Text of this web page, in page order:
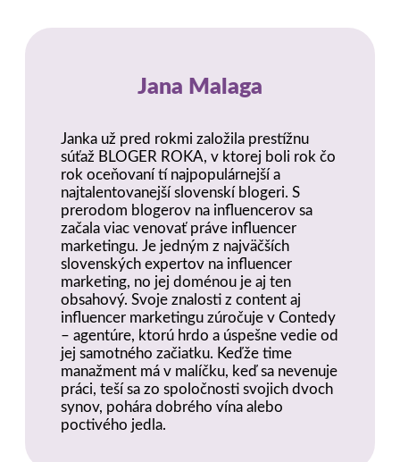
Jana Malaga
Janka už pred rokmi založila prestížnu
súťaž BLOGER ROKA, v ktorej boli rok čo
rok oceňovaní tí najpopulárnejší a
najtalentovanejší slovenskí blogeri. S
prerodom blogerov na influencerov sa
začala viac venovať práve influencer
marketingu. Je jedným z najväčších
slovenských expertov na influencer
marketing, no jej doménou je aj ten
obsahový. Svoje znalosti z content aj
influencer marketingu zúročuje v Contedy
– agentúre, ktorú hrdo a úspešne vedie od
jej samotného začiatku. Keďže time
manažment má v malíčku, keď sa nevenuje
práci, teší sa zo spoločnosti svojich dvoch
synov, pohára dobrého vína alebo
poctivého jedla.